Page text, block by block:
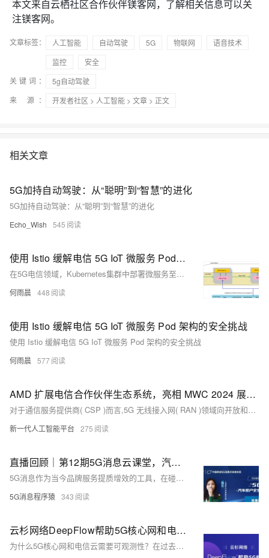
本文来自云栖社区合作伙伴镁客网，了解相关信息可以关
注镁客网。
文章标签： 人工智能 自动驾驶 5G 物联网
语音技术
监控
安全
关键词：
5g自动驾驶
来 源：
开发者社区 > 人工智能 > 文章 > 正文
相关文章
5G加持自动驾驶：从“聪明”到“智慧”的进化
5G加持自动驾驶：从“聪明”到“智慧”的进化
Echo_Wish 545
使用 Istio 缓解电信 5G IoT 微服务 Pod 架构的安全挑战
在5G电信领域，Kubernetes集群中部署微服务至关重要，但也带来了重大的安全挑战。Istio作为一个强大的开源服务网格，能有效地管理这些微服务间的通信，通过其控制平面自动将Sidecar代理注入到各微服务Pod中，确保了安全且高效的通信。Istio的架构由数据平面和控制平面组成，其中Sidecar代理作为Envoy代理运行在每个Pod中，拦截并管理网络流量。此外，Istio支持多种Kubernetes发行版和服务，如EKS等，不仅增强了安全性，还提高了应用性能和可观测性。
何雨晨 448
使用 Istio 缓解电信 5G IoT 微服务 Pod 架构的安全挑战
使用 Istio 缓解电信 5G IoT 微服务 Pod 架构的安全挑战
何雨晨 577
AMD 扩展电信合作伙伴生态系统，亮相 MWC 2024 展示 5G 与 6G、vRAN、Open RAN 领域先进技术
对于通信服务提供商( CSP )而言,5G 无线接入网( RAN )领域向开放和虚拟化网络的发展势头持续强劲。其中大有裨益,包括能够轻松构建、定制和管理网络,从而满足不同需求。与传统 RAN 相比,基于 vRAN 和 OpenRAN 的系统还提供了通向云原生技术的途径以及供应商灵活性。 因此,包括 AMD 在内的越来越多的行业领先企业正在提供支持当今 5G 开放和虚拟专网的解决方案也就不足为奇了。
新一代人工智能平台 275
直播回顾｜第12期5G消息云课堂，汽车服务的“升级密码” | 文末有回放
5G消息作为当今品牌服务提质增效的工具，在碰上汽车行业后，两者又将如何进行融合？实现汽车客户全生命周期价值管理？
5G消息程序猿 343
云杉网络DeepFlow帮助5G核心网和电信云构建可观测性
为什么5G核心网和电信云需要可观测性？在过去的2021年，其实5G核心网在全球发生了多次影响范围大、持续时间长、社会影响广的故障。2021年的4月份加拿大Rogers发生了一次长达26个小时全国范围的移动通信网故障，故障发生后缺乏快速定位手段，导致故障难以在短时间内定位、消除。